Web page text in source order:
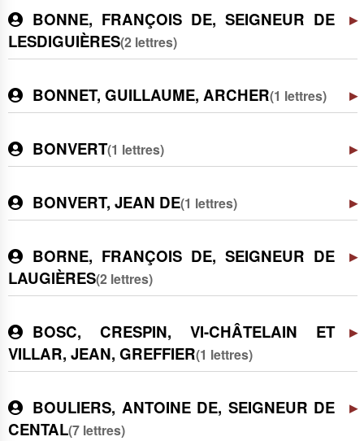
BONNE, FRANÇOIS DE, SEIGNEUR DE
LESDIGUIÈRES(2 lettres)
BONNET, GUILLAUME, ARCHER(1 lettres)
BONVERT(1 lettres)
BONVERT, JEAN DE(1 lettres)
BORNE, FRANÇOIS DE, SEIGNEUR DE
LAUGIÈRES(2 lettres)
BOSC, CRESPIN, VI-CHÂTELAIN ET
VILLAR, JEAN, GREFFIER(1 lettres)
BOULIERS, ANTOINE DE, SEIGNEUR DE
CENTAL(7 lettres)